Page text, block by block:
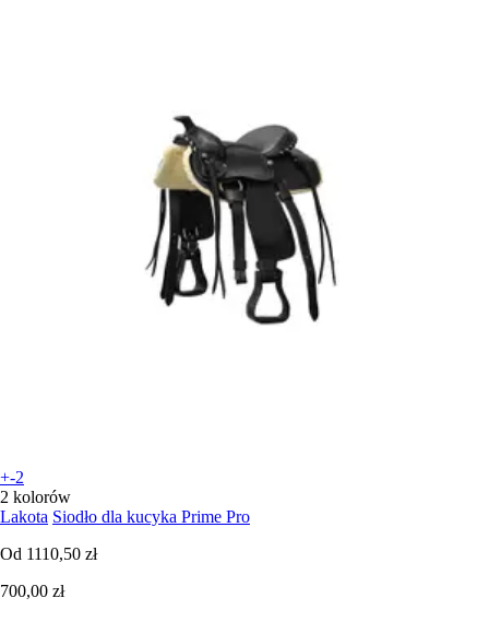
+-2
2 kolorów
Lakota Siodło dla kucyka Prime Pro
Od 1110,50 zł
700,00 zł